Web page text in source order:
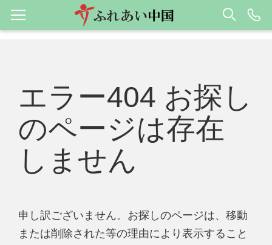
エラー404 お探し
のページは存在
しません
申し訳ございません。お探しのページは、移動
または削除された等の理由により表示すること